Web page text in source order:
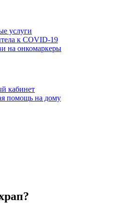
услуги
к COVID-19
на онкомаркеры
кабинет
помощь на дому